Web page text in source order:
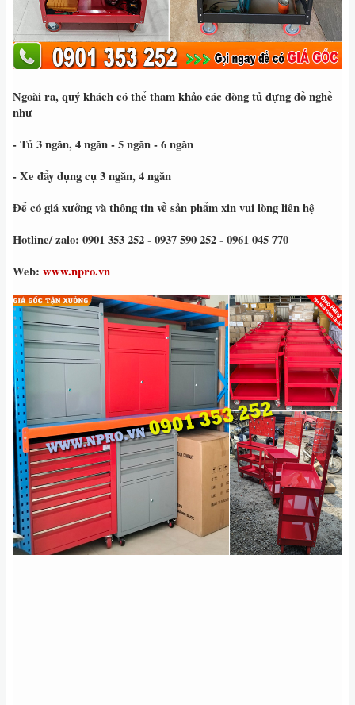
Ngoài ra, quý khách có thể tham khảo các dòng tủ đựng đồ nghề
như
- Tủ 3 ngăn, 4 ngăn - 5 ngăn - 6 ngăn
- Xe đẩy dụng cụ 3 ngăn, 4 ngăn
Để có giá xưởng và thông tin về sản phẩm xin vui lòng liên hệ
Hotline/ zalo: 0901 353 252 - 0937 590 252 - 0961 045 770
Web: www.npro.vn